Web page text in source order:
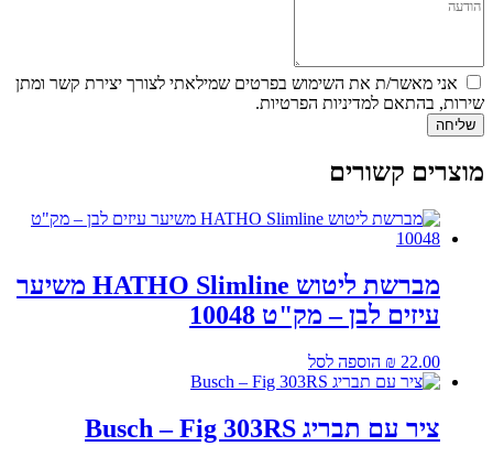
אני מאשר/ת את השימוש בפרטים שמילאתי לצורך יצירת קשר ומתן
שירות, בהתאם למדיניות הפרטיות.
שליחה
מוצרים קשורים
מברשת ליטוש HATHO Slimline משיער
עיזים לבן – מק"ט 10048
₪ 22.00 הוספה לסל
ציר עם תבריג Busch – Fig 303RS